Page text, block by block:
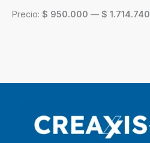
Precio: $ 950.000 — $ 1.714.740